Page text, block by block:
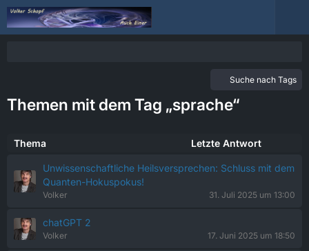
Suche nach Tags
Themen mit dem Tag „sprache“
Thema Letzte Antwort
Unwissenschaftliche Heilsversprechen: Schluss mit dem
Quanten-Hokuspokus!
Volker 31. Juli 2025 um 13:00
chatGPT 2
Volker 17. Juni 2025 um 18:50